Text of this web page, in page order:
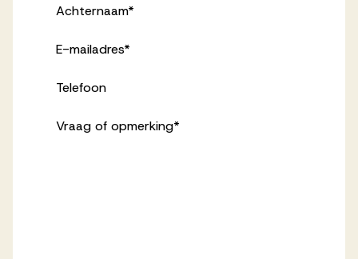
Achternaam*
E-mailadres*
Telefoon
Vraag of opmerking*